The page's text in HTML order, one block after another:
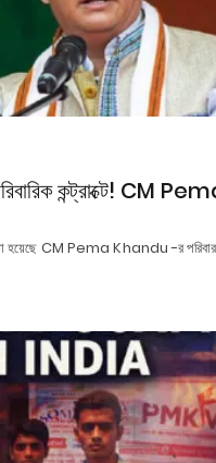
কন্ট্রাক্টে! CM
হয়েছে CM Pema Khandu -র